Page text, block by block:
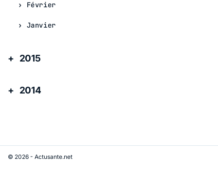
Février
Janvier
2015
2014
© 2026 - Actusante.net